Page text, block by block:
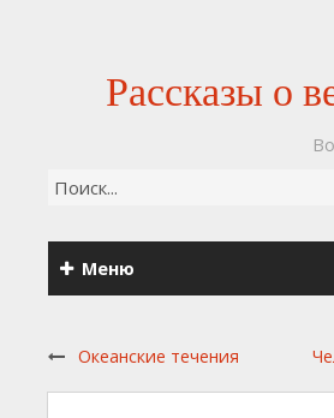
Рассказы о
Меню
Океанские течения